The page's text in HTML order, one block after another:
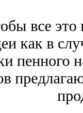
все
как в
пенного